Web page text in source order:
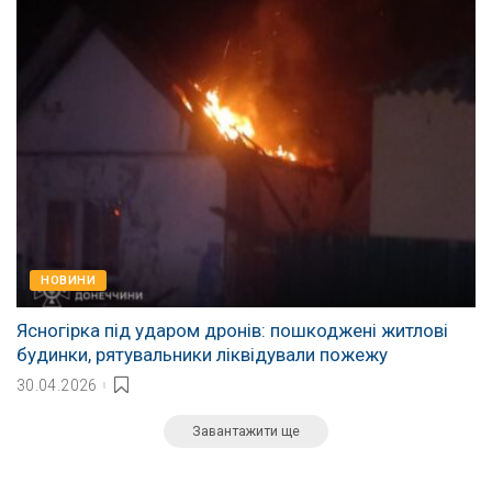
НОВИНИ
Ясногірка під ударом дронів: пошкоджені житлові
будинки, рятувальники ліквідували пожежу
30.04.2026
Завантажити ще